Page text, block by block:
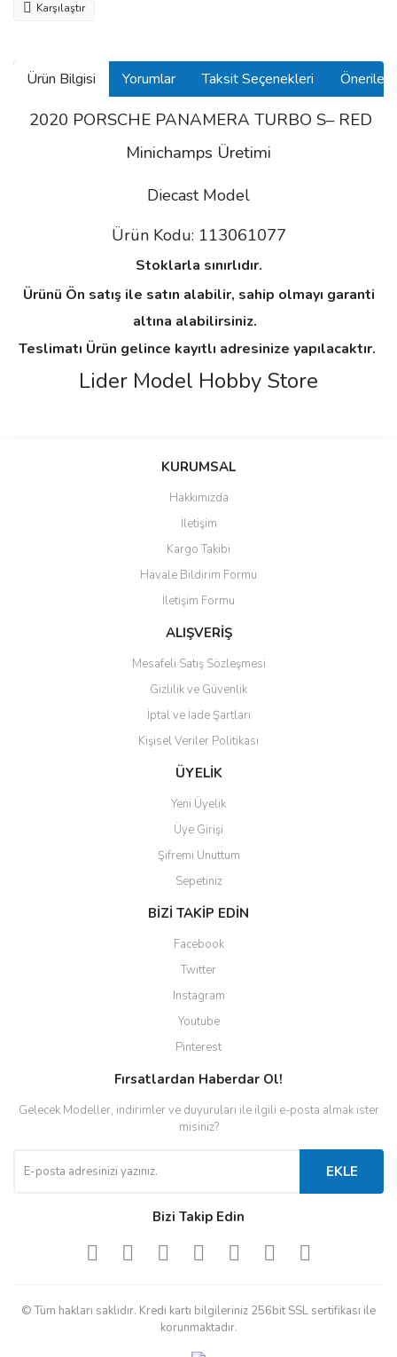
Karşılaştır
Ürün Bilgisi Yorumlar Taksit Seçenekleri
2020 PORSCHE PANAMERA TURBO S– RED
Minichamps Üretimi
Diecast Model
Ürün Kodu: 113061077
Stoklarla sınırlıdır.
Ürünü Ön satış ile satın alabilir, sahip olmayı garanti
altına alabilirsiniz.
Teslimatı Ürün gelince kayıtlı adresinize yapılacaktır.
Lider Model Hobby Store
Bu ürüne ilk yorumu siz yapın!
Yorum Yaz
Ürün resmi kalitesiz, bozuk veya görüntülenemiyor.
Ürün açıklamasında eksik bilgiler bulunuyor.
Ürün bilgilerinde hatalar bulunuyor.
Ürün fiyatı diğer sitelerden daha pahalı.
Bu ürüne benzer farklı alternatifler olmalı.
Gönder
KURUMSAL
Hakkımızda
İletişim
Kargo Takibi
Havale Bildirim Formu
İletişim Formu
ALIŞVERİŞ
Mesafeli Satış Sözleşmesi
Gizlilik ve Güvenlik
İptal ve İade Şartları
Kişisel Veriler Politikası
ÜYELİK
Yeni Üyelik
Üye Girişi
Şifremi Unuttum
Sepetiniz
BİZİ TAKİP EDİN
Facebook
Twitter
Instagram
Youtube
Pinterest
Fırsatlardan Haberdar Ol!
Gelecek Modeller, indirimler ve duyuruları ile ilgili e-posta almak ister
misiniz?
EKLE
Bizi Takip Edin
© Tüm hakları saklıdır. Kredi kartı bilgileriniz 256bit SSL sertifikası ile
korunmaktadır.